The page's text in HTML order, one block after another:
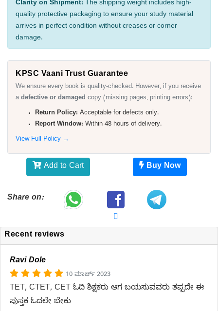
Clarity on Shipment: The shipping weight includes high-
quality protective packaging to ensure your study material
arrives in perfect condition without creases or corner
damage.
KPSC Vaani Trust Guarantee
We ensure every book is quality-checked. However, if you receive
adefective or damaged copy (missing pages, printing errors):
Return Policy: Acceptable for defects only.
Report Window: Within 48 hours of delivery.
View Full Policy →
Add to Cart Buy Now
Share on:
Recent reviews
Ravi Dole
10 ಮಾರ್ಚ್ 2023
TET, CTET, CET ಓದಿ ಶಿಕ್ಷಕರು ಆಗ ಬಯಸುವವರು ತಪ್ಪದೇ ಈ
ಪುಸ್ತಕ ಓದಲೇ ಬೇಕು